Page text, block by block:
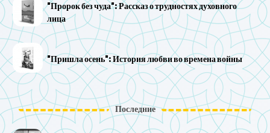
"Пророк без чуда": Рассказ о трудностях духовного
лица
"Пришла осень": История любви во времена войны
Последние